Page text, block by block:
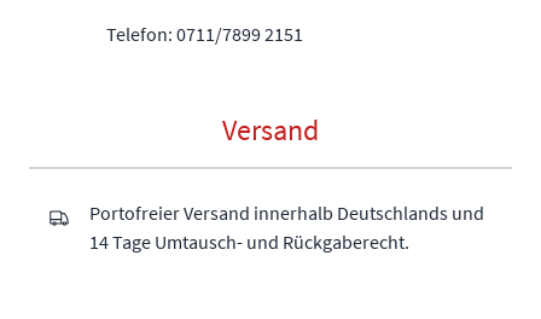
Telefon: 0711/7899 2151
Versand
Portofreier Versand innerhalb Deutschlands und
14 Tage Umtausch- und Rückgaberecht.